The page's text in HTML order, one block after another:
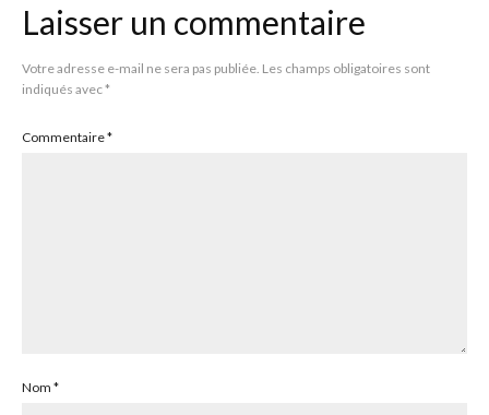
Laisser un commentaire
Votre adresse e-mail ne sera pas publiée. Les champs obligatoires sont
indiqués avec*
Commentaire*
Nom *